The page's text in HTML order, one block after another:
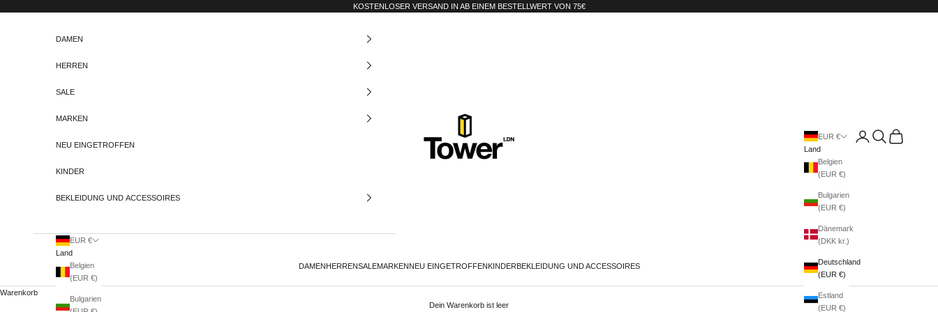
KOSTENLOSER VERSAND IN AB EINEM BESTELLWERT VON 75€
Tower-London.De
DAMEN HERRENSALEMARKEN NEU EINGETROFFEN KINDER BEKLEIDUNG UND ACCESSOIRES
EUR €
Land
Belgien
(EUR €)
Bulgarien
(EUR €)
Dänemark
(DKK kr.)
Deutschland
(EUR €)
Estland
(EUR €)
AnmeldenSuchenWarenkorb
DAMEN
HERREN
SALE
MARKEN
NEU EINGETROFFEN
KINDER
BEKLEIDUNG UND ACCESSOIRES
EUR €
Land
Belgien
(EUR €)
Bulgarien
Warenkorb
Dein Warenkorb ist leer